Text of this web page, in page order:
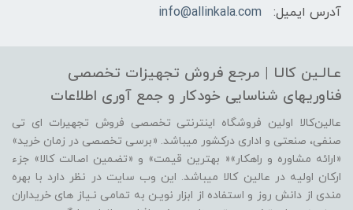
آدرس ایمیل:
info@allinkala.com
عـالـین کالـا | مرجع فروش‌ تجهیزات تخصصی
فناوریهای شناسایی‌ خودکار‌ و‌ جمع آوری اطلاعات
عالین‌کالا اولین فروشگاه اینترنتی تخصصی فروش تجهیرات ای تی
صنفی، صنعتی و اداری درکشور میباشد. «برسی تخصصی در زمان خرید»
«ارائه مشاوره و راهکار»« بهترین قیمت» و «تضمین اصالت کالا» جزء
ارکان اولیه در عالین کالا میباشد. این وب سایت در نظر دارد با بهره
مندی از دانش روز و استفاده از ابزار نویـن به تمامی نـیاز های خریداران